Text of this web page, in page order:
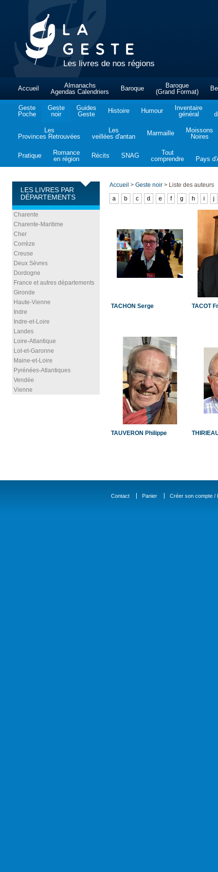
Les livres de nos régions
Accueil
Almanachs
Agendas Calendriers
Baroque
Baroque
(Grand Format)
Geste
Poche
Geste
noir
Guides
Geste
Histoire Humour
Inventaire
général
Les
Provinces Retrouvées
Les
veillées d'antan
Marmaille
Moissons
Noires
Pratique
Romance
en région
Récits SNAG
Tout
comprendre
Pays
LES LIVRES PAR
DÉPARTEMENTS
Charente
Charente-Maritime
Cher
Corrèze
Creuse
Deux Sèvres
Dordogne
France et autres départements
Gironde
Haute-Vienne
Indre
Indre-et-Loire
Landes
Loire-Atlantique
Lot-et-Garonne
Maine-et-Loire
Pyrénées-Atlantiques
Vendée
Vienne
Accueil > Geste noir > Liste des auteurs
a
b c d e f g h i j
TACHON Serge TACOT
TAUVERON Philippe
Contact Panier Créer son compte /